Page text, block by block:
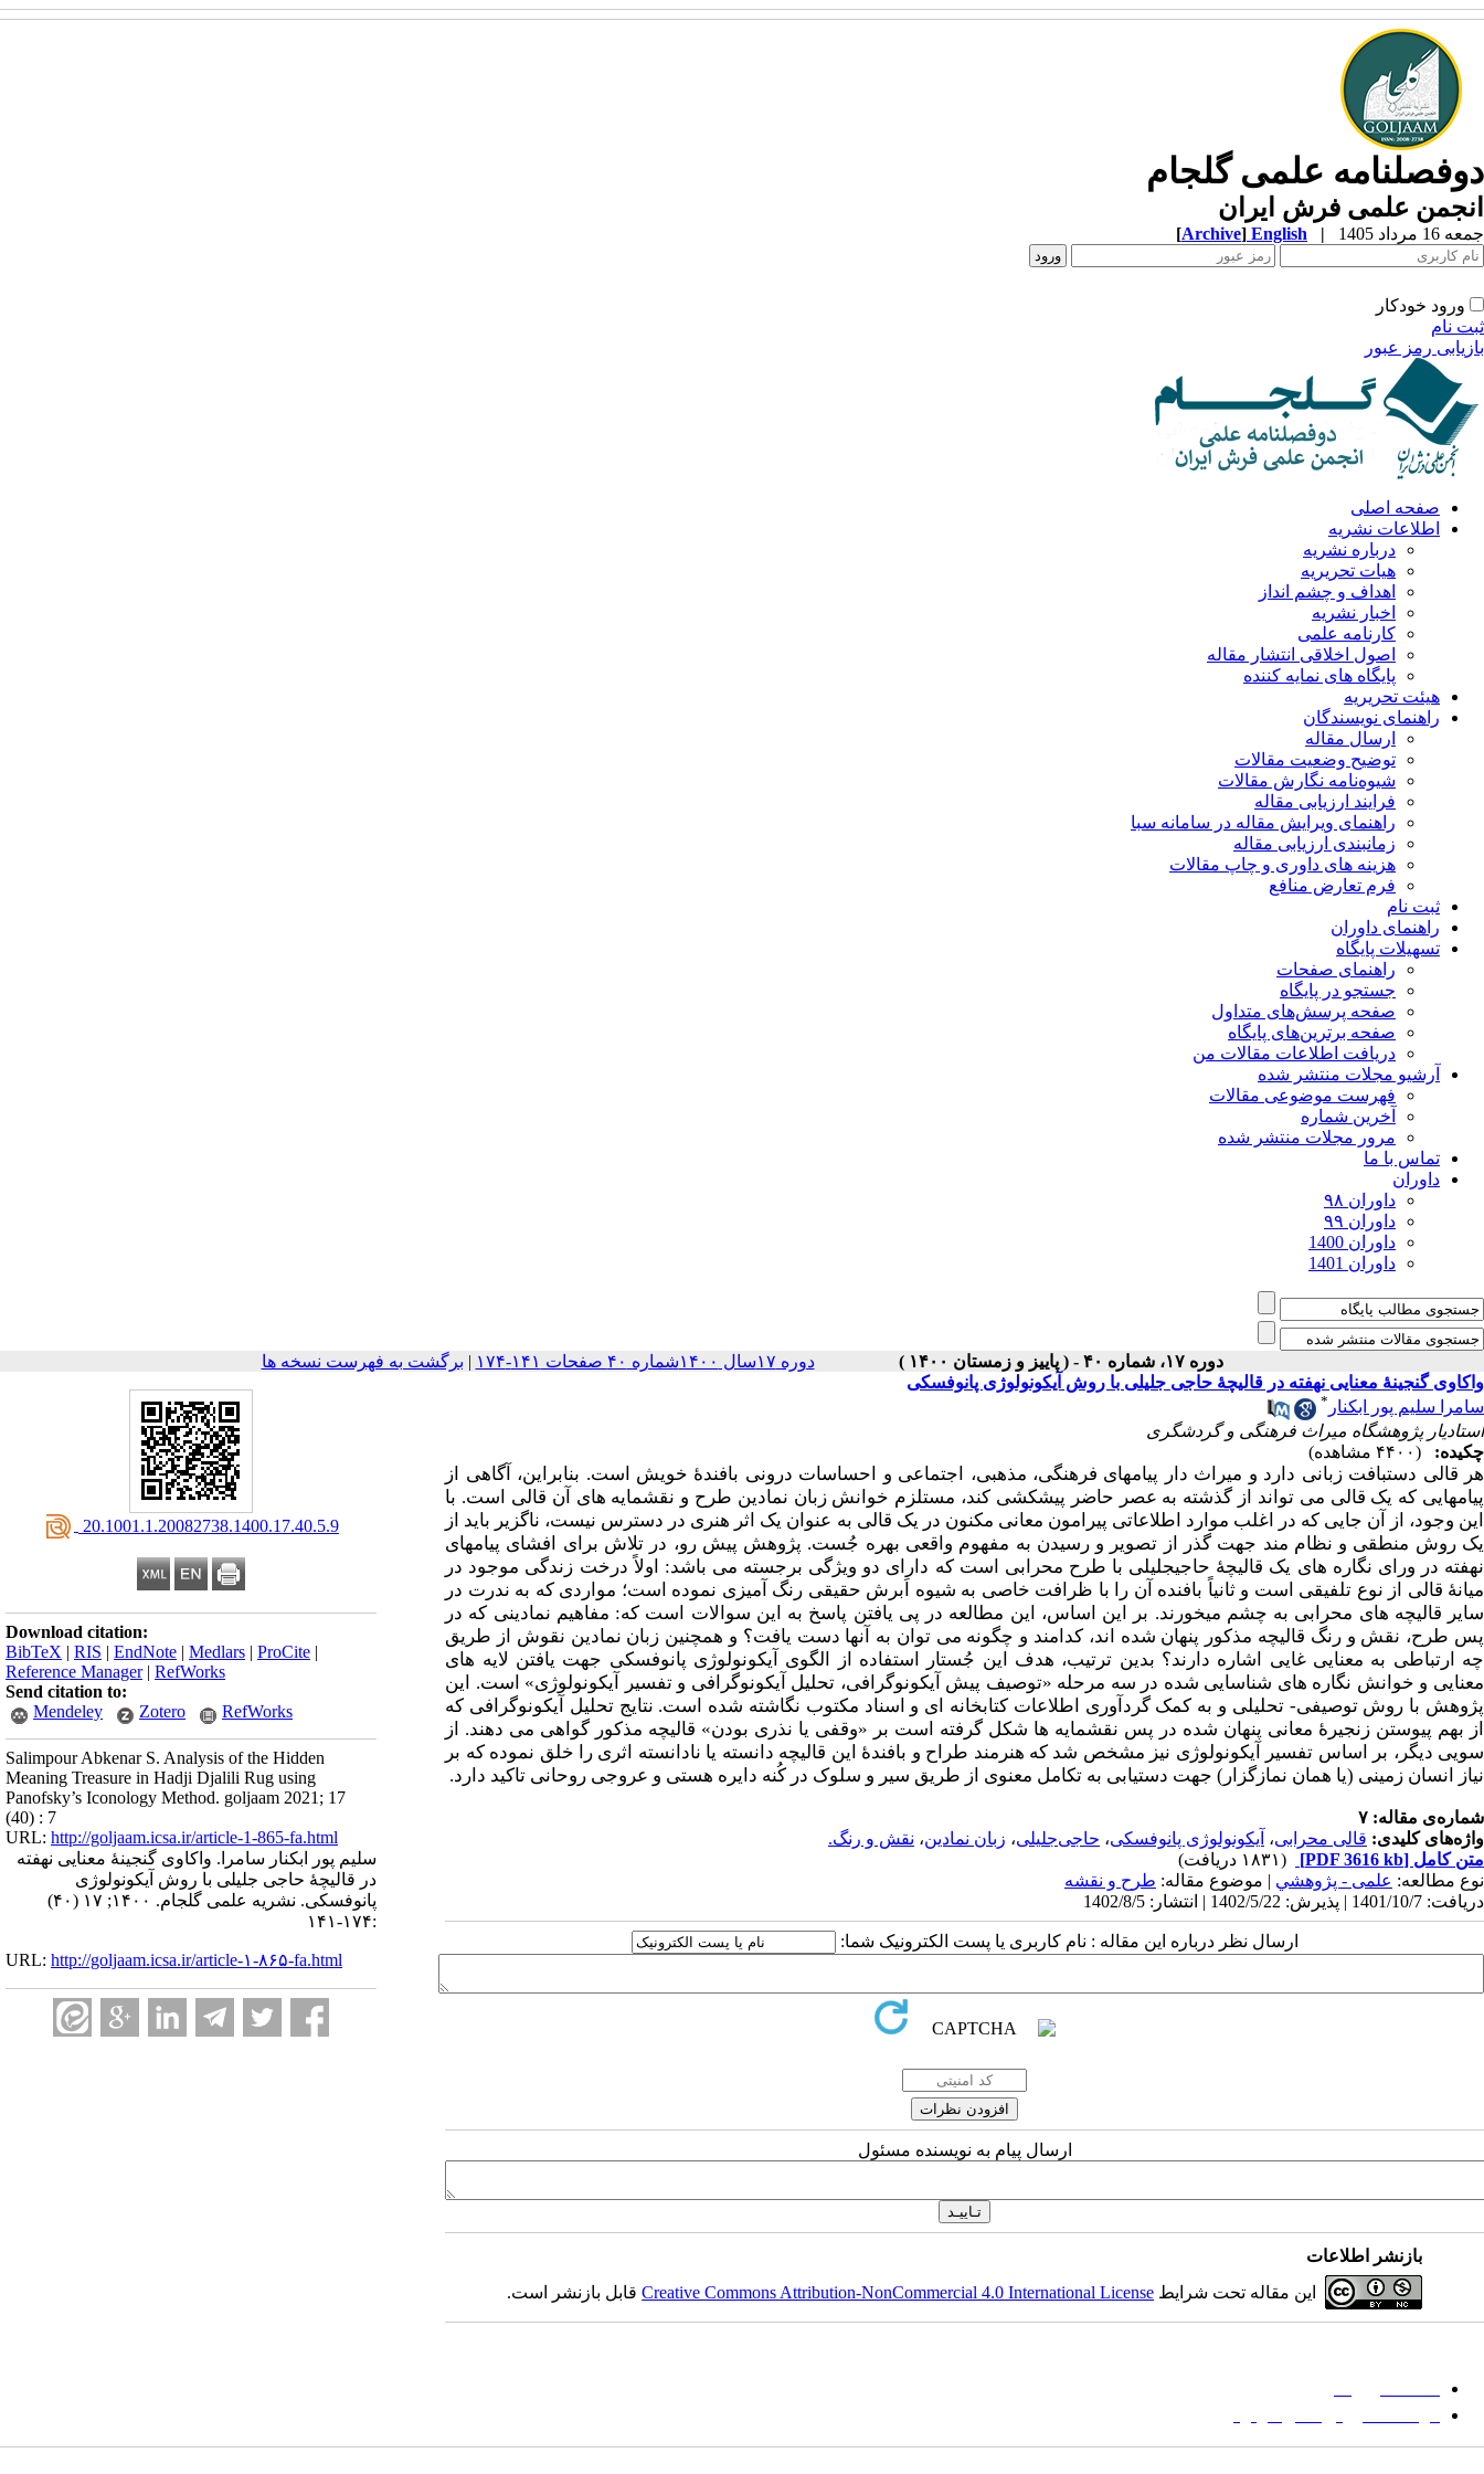
دوفصلنامه علمی گلجام
انجمن علمی فرش ایران
جمعه 16 مرداد 1405 |
English
[Archive]
ورود خودکار
ثبت نام
بازیابی رمز عبور
صفحه اصلی
اطلاعات نشریه
درباره نشریه
هیات تحریریه
اهداف و چشم انداز
اخبار نشریه
کارنامه علمی
اصول اخلاقی انتشار مقاله
پایگاه های نمایه کننده
هیئت تحریریه
راهنمای نویسندگان
ارسال مقاله
توضیح وضعیت مقالات
شیوه‌نامه نگارش مقالات
فرایند ارزیابی مقاله
راهنمای ویرایش مقاله در سامانه سبا
زمانبندی ارزیابی مقاله
هزینه های داوری و چاپ مقالات
فرم تعارض منافع
ثبت نام
راهنمای داوران
تسهیلات پایگاه
راهنمای صفحات
جستجو در پایگاه
صفحه پرسش‌های متداول
صفحه برترین‌های پایگاه
دریافت اطلاعات مقالات من
آرشیو مجلات منتشر شده
فهرست موضوعی مقالات
آخرین شماره
مرور مجلات منتشر شده
تماس با ما
داوران
داوران ۹۸
داوران ۹۹
داوران 1400
داوران 1401
دوره ۱۷، شماره ۴۰ - ( پاییز و زمستان ۱۴۰۰ ) دوره ۱۷سال ۱۴۰۰شماره ۴۰ صفحات ۱۴۱-۱۷۴ | برگشت به فهرست نسخه ها
‎ 20.1001.1.20082738.1400.17.40.5.9
Download citation:
BibTeX | RIS | EndNote | Medlars | ProCite |
Reference Manager| RefWorks
Send citation to:
Mendeley
Zotero RefWorks
Salimpour Abkenar S. Analysis of the Hidden
Meaning Treasure in Hadji Djalili Rug using
Panofsky’s Iconology Method. goljaam 2021; 17
(40) : 7
URL: http://goljaam.icsa.ir/article-1-865-fa.html
سلیم پور ابکنار سامرا. واکاوی گنجینۀ معنایی نهفته
در قالیچۀ حاجی جلیلی با روش آیکونولوژی
پانوفسکی. نشریه علمی گلجام. ۱۴۰۰; ۱۷ (۴۰)
:۱۷۴-۱۴۱
URL: http://goljaam.icsa.ir/article-۱-۸۶۵-fa.html
واکاوی گنجینۀ معنایی نهفته در قالیچۀ حاجی جلیلی با روش آیکونولوژی پانوفسکی
سامرا سلیم پور ابکنار *
استادیار پژوهشگاه میراث فرهنگی و گردشگری
چکیده:
(۴۴۰۰ مشاهده)
هر قالی دست­بافت زبانی دارد و میراث ­دار پیام­های فرهنگی، مذهبی، اجتماعی و احساسات درونی بافندۀ خویش است. بنابراین، آگاهی از
پیام­هایی که یک قالی می­ تواند از گذشته به عصر حاضر پیشکشی کند، مستلزم خوانش زبان نمادین طرح و نقش­مایه ­های آن قالی است. با
این وجود، از آن جایی که در اغلب موارد اطلاعاتی پیرامون معانی مکنون در یک قالی به عنوان یک اثر هنری در دسترس نیست، ناگزیر باید از
یک روش منطقی و نظام ­مند جهت گذر از تصویر و رسیدن به مفهوم واقعی بهره جُست. پژوهش پیش رو، در تلاش برای افشای پیام­های
نهفته در ورای نگاره ­های یک قالیچۀ حاجی­جلیلی با طرح محرابی است که دارای دو ویژگی برجسته می­ باشد: اولاً درخت زندگی موجود در
میانۀ قالی از نوع تلفیقی است و ثانیاً بافنده آن را با ظرافت خاصی به شیوه اَبرش حقیقی رنگ­ آمیزی نموده است؛ مواردی که به ندرت در
سایر قالیچه­ های محرابی به چشم می­خورند. بر این اساس، این مطالعه در پی یافتن پاسخ به این سوالات است که: مفاهیم نمادینی که در
پس طرح، نقش و رنگ قالیچه مذکور پنهان شده ­اند، کدامند و چگونه می ­توان به آنها دست یافت؟ و همچنین زبان نمادین نقوش از طریق
چه ارتباطی به معنایی غایی اشاره دارند؟ بدین ترتیب، هدف این جُستار استفاده از الگوی آیکونولوژی پانوفسکی جهت یافتن لایه­ های
معنایی و خوانش نگاره ­های شناسایی شده در سه مرحله «توصیف پیش آیکونوگرافی، تحلیل آیکونوگرافی و تفسیر آیکونولوژی» است. این
پژوهش با روش توصیفی- تحلیلی و به کمک گردآوری اطلاعات کتابخانه ­ای و اسناد مکتوب نگاشته شده است. نتایج تحلیل آیکونوگرافی که
از بهم پیوستن زنجیرۀ معانی پنهان شده در پس نقش­مایه ­ها شکل گرفته­ است بر «وقفی یا نذری بودن» قالیچه مذکور گواهی می­ دهند. از
سویی دیگر، بر اساس تفسیر آیکونولوژی نیز مشخص شد که هنرمند طراح و بافندۀ این قالیچه دانسته یا نادانسته اثری را خلق نموده که بر
نیاز انسان زمینی (یا همان نمازگزار) جهت دستیابی به تکامل معنوی از طریق سیر و سلوک در کُنه دایره هستی و عروجی روحانی تاکید دارد.
شماره‌ی مقاله: ۷
واژه‌های کلیدی: قالی محرابی، آیکونولوژی پانوفسکی، حاجی‌جلیلی، زبان نمادین، نقش و رنگ.
متن کامل [PDF 3616 kb]
(۱۸۳۱ دریافت)
نوع مطالعه: علمی - پژوهشي | موضوع مقاله: طرح و نقشه
دریافت: 1401/10/7 | پذیرش: 1402/5/22 | انتشار: 1402/8/5
ارسال نظر درباره این مقاله : نام کاربری یا پست الکترونیک شما:
ارسال پیام به نویسنده مسئول
بازنشر اطلاعات
این مقاله تحت شرایط Creative Commons Attribution-NonCommercial 4.0 International Licenseقابل بازنشر است.